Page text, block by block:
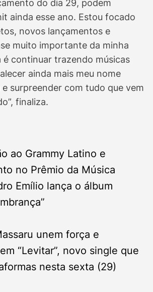
do dia 29, podem
ainda esse ano. Estou focado
novos lançamentos e
muito importante da minha
é continuar trazendo músicas
ainda mais meu nome
surpreender com tudo que vem
finaliza.
ao Grammy Latino e
no Prêmio da Música
Emílio lança o álbum
unem força e
“Levitar”, novo single que
nesta sexta (29)